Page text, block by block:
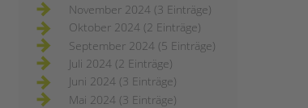
November 2024 (3 Einträge)
Oktober 2024 (2 Einträge)
September 2024 (5 Einträge)
Juli 2024 (2 Einträge)
Juni 2024 (3 Einträge)
Mai 2024 (3 Einträge)